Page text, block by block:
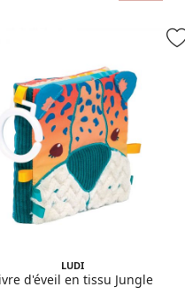
LUDI
d'éveil en tissu Jungle